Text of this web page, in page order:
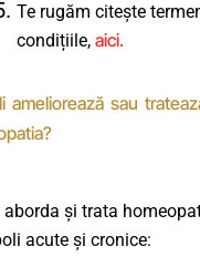
Te rugăm citește
condițiile,aici.
ameliorează sau
aborda și trata
acute și cronice: